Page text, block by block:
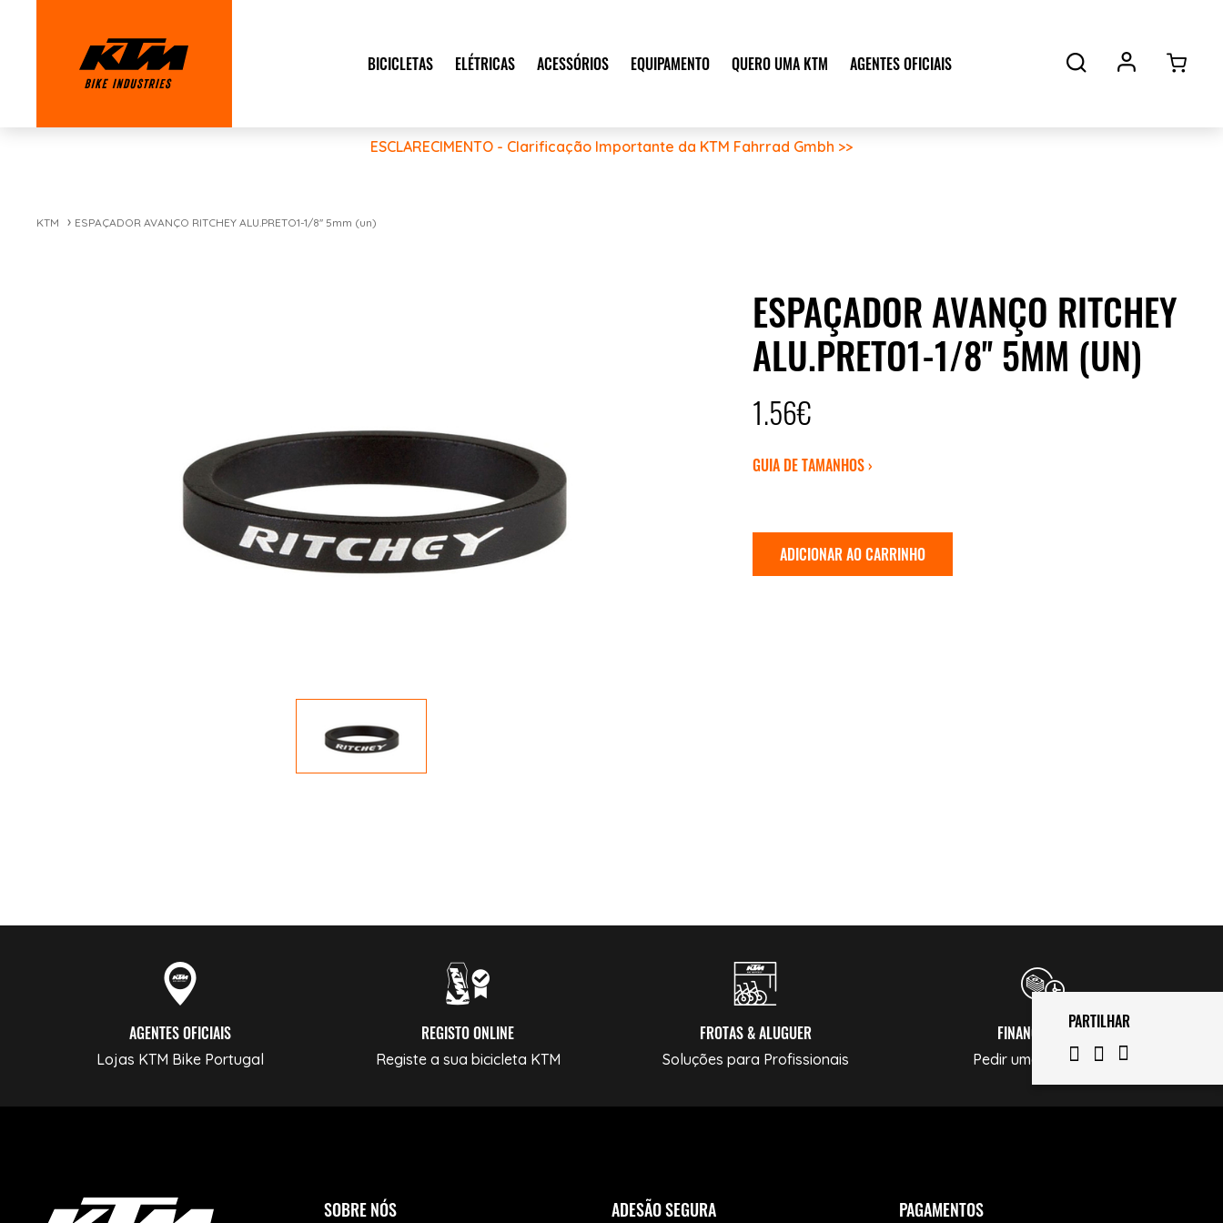
BICICLETAS ELÉTRICAS ACESSÓRIOS EQUIPAMENTO QUERO UMA KTM AGENTES OFICIAIS
ESCLARECIMENTO - Clarificação Importante da KTM Fahrrad Gmbh >>
KTM ESPAÇADOR AVANÇO RITCHEY ALU.PRETO1-1/8'' 5mm (un)
PARTILHAR
ESPAÇADOR AVANÇO RITCHEY
ALU.PRETO1-1/8'' 5MM (UN)
1.56€
GUIA DE TAMANHOS ›
ADICIONAR AO CARRINHO
AGENTES OFICIAIS
Lojas KTM Bike Portugal
REGISTO ONLINE
Registe a sua bicicleta KTM
FROTAS & ALUGUER
Soluções para Profissionais
FINANCIAMENTO
Pedir uma Simulação
SOBRE NÓS ADESÃO SEGURA PAGAMENTOS